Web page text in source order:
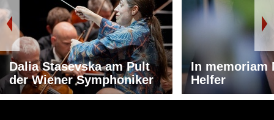
Dalia Stasevska am Pult
der Wiener Symphoniker
In memoriam
Helfer